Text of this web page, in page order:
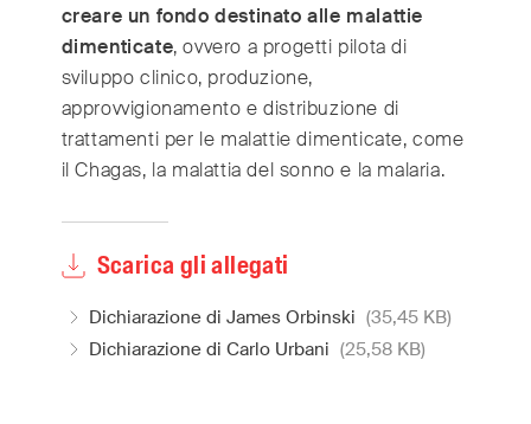
creare un fondo destinato alle malattie
dimenticate, ovvero a progetti pilota di
sviluppo clinico, produzione,
approvvigionamento e distribuzione di
trattamenti per le malattie dimenticate, come
il Chagas, la malattia del sonno e la malaria.
Scarica gli allegati
Dichiarazione di James Orbinski (35,45 KB)
Dichiarazione di Carlo Urbani (25,58 KB)